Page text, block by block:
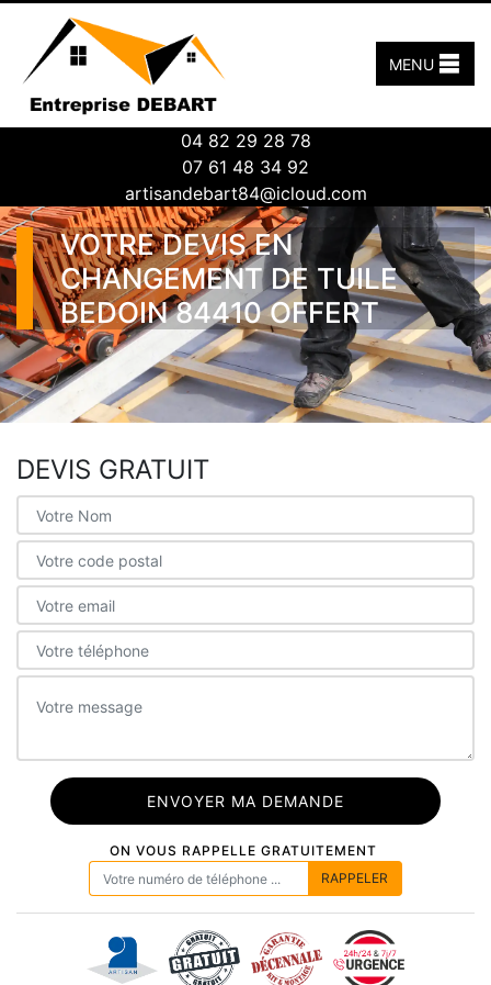
04 82 29 28 78
07 61 48 34 92
artisandebart84@icloud.com
MENU
VOTRE DEVIS EN
CHANGEMENT DE TUILE
BEDOIN 84410 OFFERT
DEVIS GRATUIT
ON VOUS RAPPELLE GRATUITEMENT